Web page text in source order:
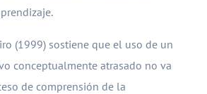
(1999) sostiene que el uso de un
conceptualmente atrasado no va
de comprensión de la